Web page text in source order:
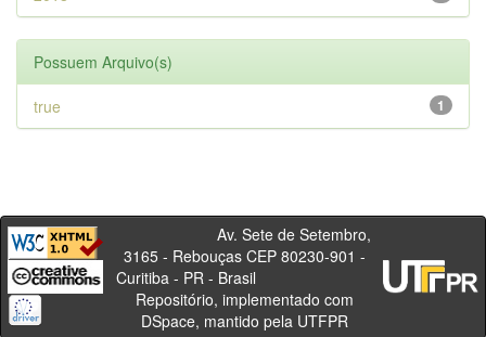
Possuem Arquivo(s)
1
true
Av. Sete de Setembro,
3165 - Rebouças CEP 80230-901 -
Curitiba - PR - Brasil
Repositório, implementado com
DSpace, mantido pela UTFPR